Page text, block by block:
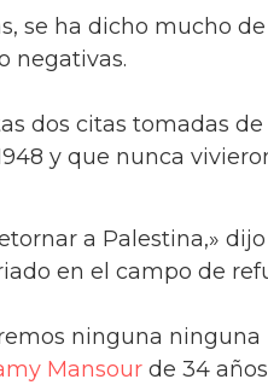
se ha dicho mucho de
negativas.
dos citas tomadas de
y que nunca
a Palestina,» dijo
en el campo de
ninguna ninguna
Mansour de 34